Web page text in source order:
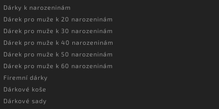
Dárky k narozeninám
Dárek pro muže k 20 narozeninám
Dárek pro muže k 30 narozeninám
Dárek pro muže k 40 narozeninám
Dárek pro muže k 50 narozeninám
Dárek pro muže k 60 narozeninám
Firemní dárky
Dárkové koše
Dárkové sady